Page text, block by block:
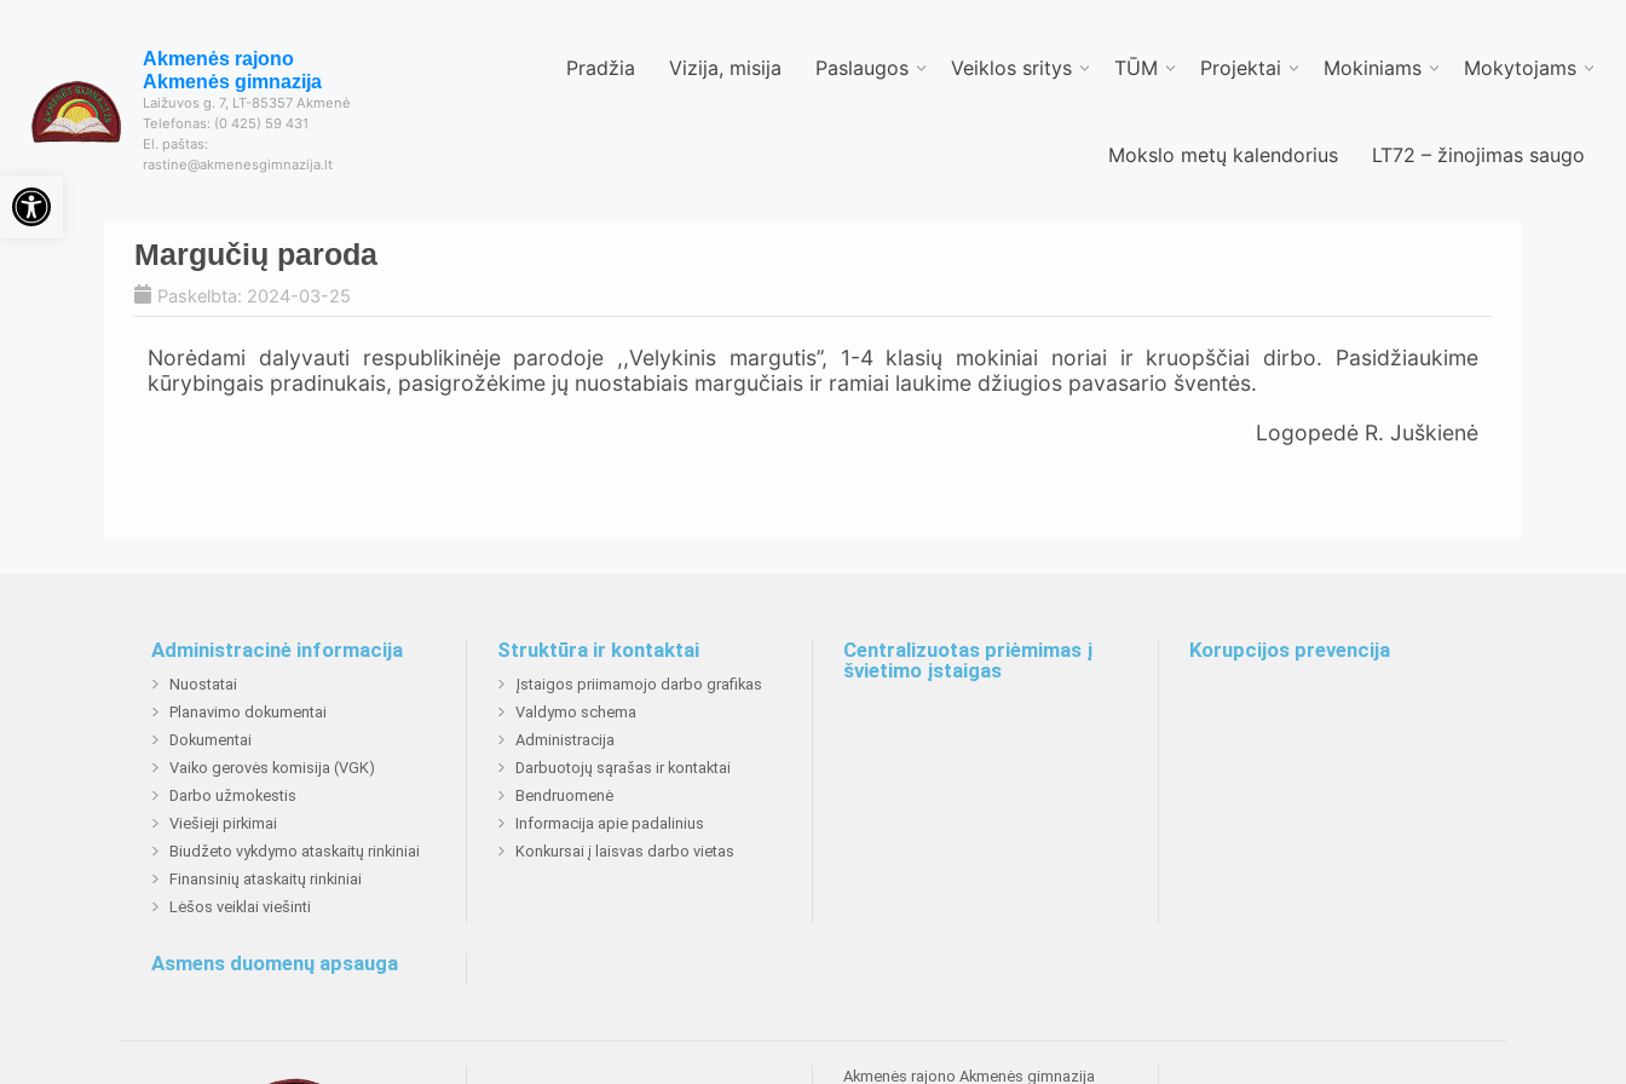
Akmenės rajono
Akmenės gimnazija
Laižuvos g. 7, LT-85357 Akmenė
Telefonas: (0 425) 59 431
El. paštas:
rastine@akmenesgimnazija.lt
Pradžia Vizija, misija Paslaugos Veiklos sritys TŪM Projektai Mokiniams Mokytojams
Mokslo metų kalendorius LT72 – žinojimas saugo
Margučių paroda
Paskelbta: 2024-03-25
Norėdami dalyvauti respublikinėje parodoje ,,Velykinis margutis’’, 1-4 klasių mokiniai noriai ir kruopščiai dirbo. Pasidžiaukime
kūrybingais pradinukais, pasigrožėkime jų nuostabiais margučiais ir ramiai laukime džiugios pavasario šventės.
Logopedė R. Juškienė
Administracinė informacija
Nuostatai
Planavimo dokumentai
Dokumentai
Vaiko gerovės komisija (VGK)
Darbo užmokestis
Viešieji pirkimai
Biudžeto vykdymo ataskaitų rinkiniai
Finansinių ataskaitų rinkiniai
Lėšos veiklai viešinti
Struktūra ir kontaktai
Įstaigos priimamojo darbo grafikas
Valdymo schema
Administracija
Darbuotojų sąrašas ir kontaktai
Bendruomenė
Informacija apie padalinius
Konkursai į laisvas darbo vietas
Centralizuotas priėmimas į
švietimo įstaigas
Korupcijos prevencija
Asmens duomenų apsauga
Akmenės rajono Akmenės gimnazija
Open toolbar